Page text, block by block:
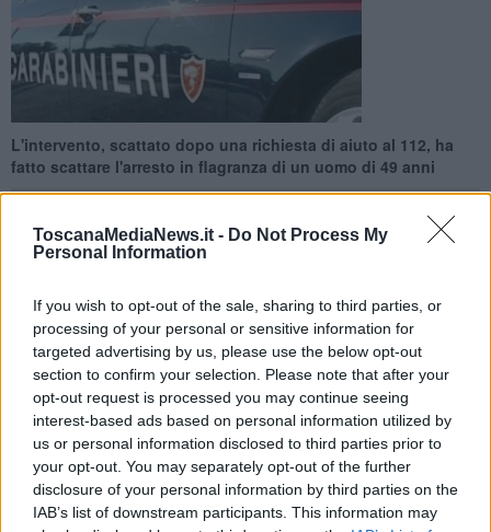
ToscanaMediaNews.it - Do Not Process My
Personal Information
If you wish to opt-out of the sale, sharing to third parties, or
processing of your personal or sensitive information for
targeted advertising by us, please use the below opt-out
section to confirm your selection. Please note that after your
opt-out request is processed you may continue seeing
interest-based ads based on personal information utilized by
us or personal information disclosed to third parties prior to
your opt-out. You may separately opt-out of the further
disclosure of your personal information by third parties on the
IAB’s list of downstream participants. This information may
L'intervento, scattato dopo una richiesta di aiuto al 112, ha
fatto scattare l'arresto in flagranza di un uomo di 49 anni
LIVORNO —Un uomo di 49 anni è stato arrestato dai carabinieri
con l'accusa di maltrattamenti in famiglia.
L'intervento è scattato in seguito ad una segnalazione giunta al 112
per un'aggressione in abitazione. I carabinieri intervenuti hanno
trovato sul posto i sanitari del 118, accorsi per prestare soccorso
ad un pensionato. L'uomo avrebbe riferito di aver subito condotte
violente da parte di un familiare convivente, dopo essersi rifiutato di
consegnare dei soldi pretesi da quest'ultimo.